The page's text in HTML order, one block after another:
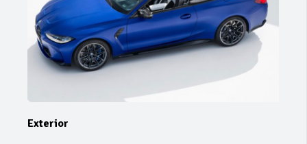
Exterior